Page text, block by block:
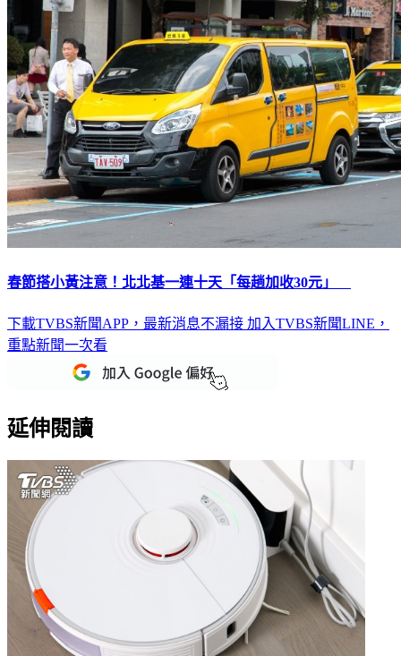
春節搭小黃注意！北北基一連十天「每趟加收30元」
下載TVBS新聞APP，最新消息不漏接 加入TVBS新聞LINE，
重點新聞一次看
延伸閱讀